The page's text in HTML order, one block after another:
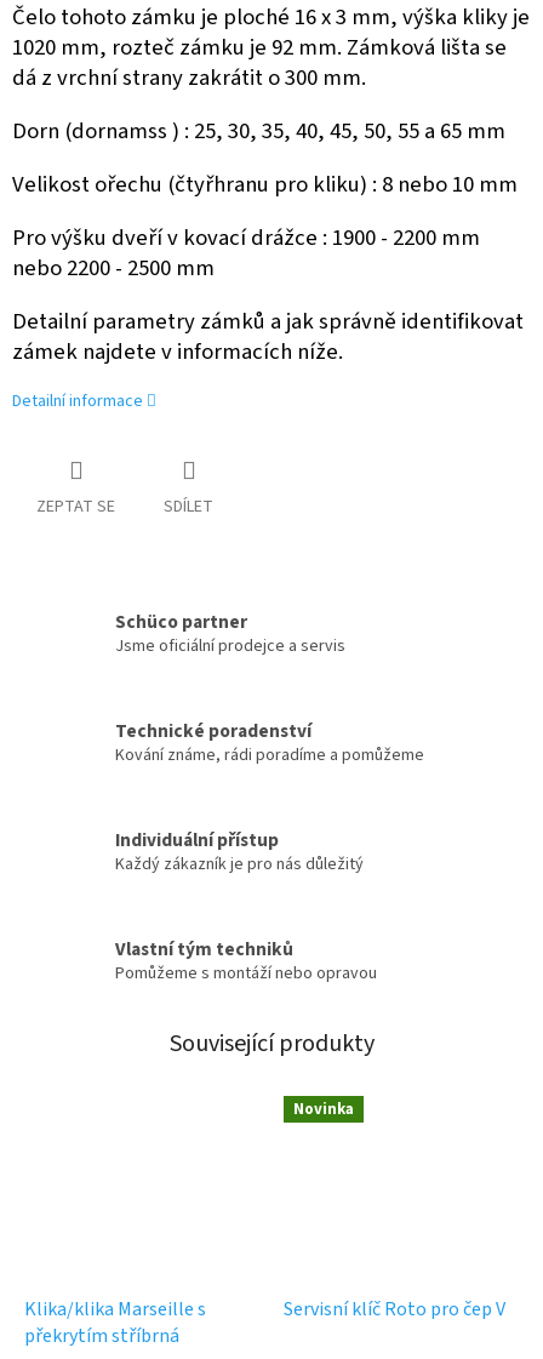
Čelo tohoto zámku je ploché 16 x 3 mm, výška kliky je
1020 mm, rozteč zámku je 92 mm. Zámková lišta se
dá z vrchní strany zakrátit o 300 mm.
Dorn (dornamss ) : 25, 30, 35, 40, 45, 50, 55 a 65 mm
Velikost ořechu (čtyřhranu pro kliku) : 8 nebo 10 mm
Pro výšku dveří v kovací drážce : 1900 - 2200 mm
nebo 2200 - 2500 mm
Detailní parametry zámků a jak správně identifikovat
zámek najdete v informacích níže.
Detailní informace
ZEPTAT SE SDÍLET
Schüco partner
Jsme oficiální prodejce a servis
Technické poradenství
Kování známe, rádi poradíme a pomůžeme
Individuální přístup
Každý zákazník je pro nás důležitý
Vlastní tým techniků
Pomůžeme s montáží nebo opravou
Související produkty
Klika/klika Marseille s
překrytím stříbrná
Novinka
Servisní klíč Roto pro čep V